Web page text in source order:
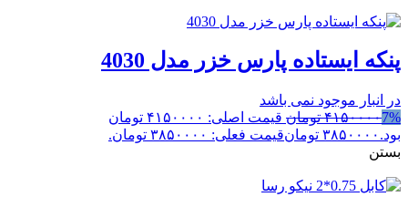
پنکه ایستاده پارس خزر مدل 4030
در انبار موجود نمی باشد
7%۴۱۵۰۰۰۰ تومان
قیمت اصلی: ۴۱۵۰۰۰۰ تومان
بود. ۳۸۵۰۰۰۰ تومانقیمت فعلی: ۳۸۵۰۰۰۰ تومان.
بستن